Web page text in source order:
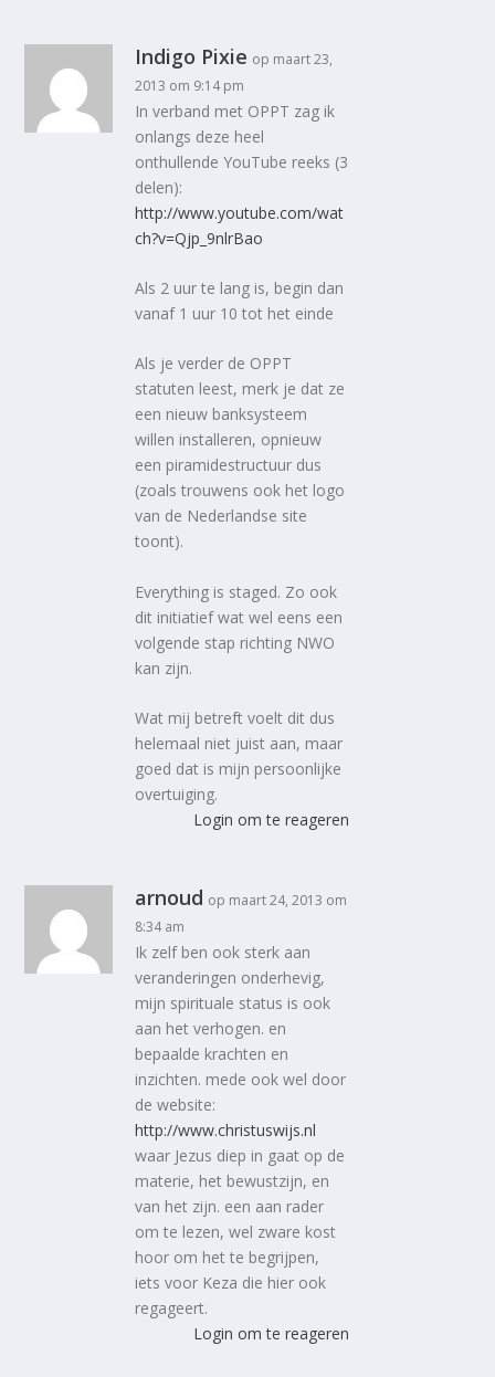
Indigo Pixie op maart 23,
2013 om 9:14 pm
In verband met OPPT zag ik
onlangs deze heel
onthullende YouTube reeks (3
delen):
http://www.youtube.com/wat
ch?v=Qjp_9nlrBao
Als 2 uur te lang is, begin dan
vanaf 1 uur 10 tot het einde
Als je verder de OPPT
statuten leest, merk je dat ze
een nieuw banksysteem
willen installeren, opnieuw
een piramidestructuur dus
(zoals trouwens ook het logo
van de Nederlandse site
toont).
Everything is staged. Zo ook
dit initiatief wat wel eens een
volgende stap richting NWO
kan zijn.
Wat mij betreft voelt dit dus
helemaal niet juist aan, maar
goed dat is mijn persoonlijke
overtuiging.
Login om te reageren
arnoud op maart 24, 2013 om
8:34 am
Ik zelf ben ook sterk aan
veranderingen onderhevig,
mijn spirituale status is ook
aan het verhogen. en
bepaalde krachten en
inzichten. mede ook wel door
de website:
http://www.christuswijs.nl
waar Jezus diep in gaat op de
materie, het bewustzijn, en
van het zijn. een aan rader
om te lezen, wel zware kost
hoor om het te begrijpen,
iets voor Keza die hier ook
regageert.
Login om te reageren